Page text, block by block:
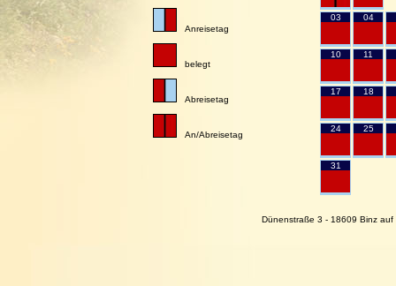
Anreisetag
belegt
Abreisetag
An/Abreisetag
03 04
10 11
17 18
24 25
31
Dünenstraße 3 - 18609 Binz